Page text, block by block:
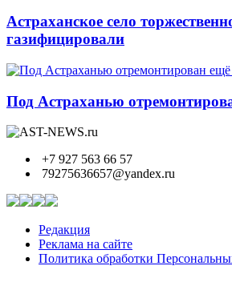
Астраханское село
газифицировали
Под Астраханью
+7 927 563 66 57
79275636657@yandex.ru
Редакция
Реклама на сайте
Политика обработки